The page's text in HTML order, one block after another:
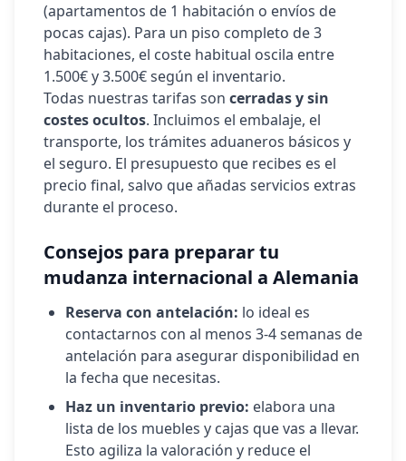
(apartamentos de 1 habitación o envíos de
pocas cajas). Para un piso completo de 3
habitaciones, el coste habitual oscila entre
1.500€ y 3.500€ según el inventario.
Todas nuestras tarifas son cerradas y sin
costes ocultos. Incluimos el embalaje, el
transporte, los trámites aduaneros básicos y
el seguro. El presupuesto que recibes es el
precio final, salvo que añadas servicios extras
durante el proceso.
Consejos para preparar tu
mudanza internacional a Alemania
Reserva con antelación: lo ideal es
contactarnos con al menos 3-4 semanas de
antelación para asegurar disponibilidad en
la fecha que necesitas.
Haz un inventario previo: elabora una
lista de los muebles y cajas que vas a llevar.
Esto agiliza la valoración y reduce el